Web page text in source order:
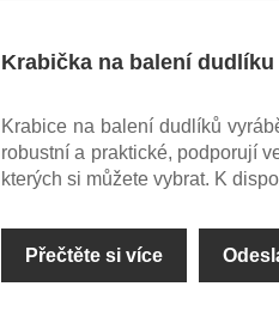
Krabička na balení dudlíku
Krabice na balení dudlíků
robustní a praktické, podporují
kterých si můžete vybrat. K
Přečtěte si více